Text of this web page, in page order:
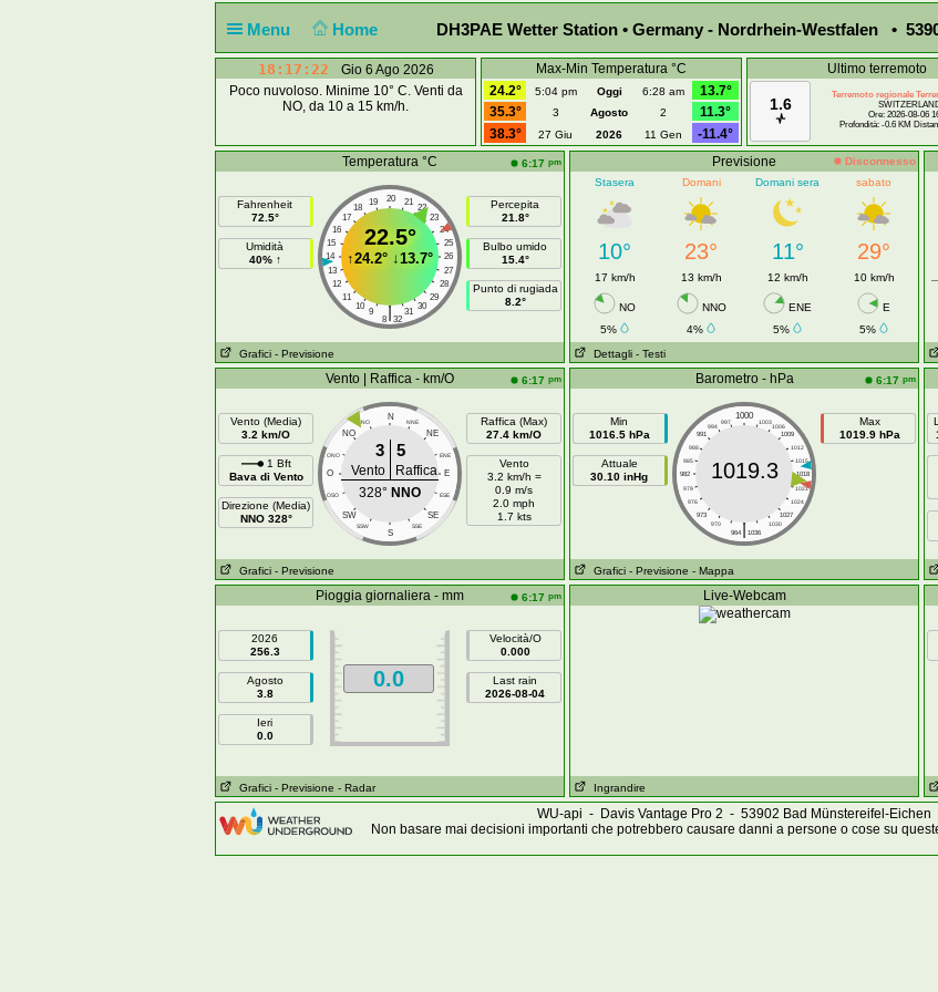
Menu Home DH3PAE Wetter Station • Germany - Nordrhein-Westfalen •
18:17:23
Gio 6 Ago 2026
Poco nuvoloso. Minime 10° C. Venti da
NO, da 10 a 15 km/h.
Max-Min Temperatura °C
24.2°
5:04 pm Oggi 6:28 am
13.7°
35.3°
3 Agosto 2
11.3°
38.3°
27 Giu 2026 11 Gen -11.4°
Ultimo terremoto
1.6
Terremoto regionale
Ore: 2026-08-06
Profondità: -0.6 KM
Temperatura °C
6:17 pm
Fahrenheit
72.5°
Umidità
40% ↑
20
19 21
18
22
17
23
16
24
15
25
14
26
13
27
12
28
11
29
10
30
9 31
|
8 32
22.5°
↑24.2° ↓13.7°
Percepita
21.8°
Bulbo umido
15.4°
Punto di rugiada
8.2°
Grafici - Previsione
Previsione
Disconnesso
Stasera
Domani Domani sera sabato
10° 23° 11° 29°
17 km/h 13 km/h 12 km/h 10 km/h
NO NNO ENE
E
5%
4% 5%
5%
Dettagli - Testi
Vento | Raffica - km/O 6:17 pm
Vento (Media)
3.2 km/O
1 Bft
Bava di Vento
Direzione (Media)
NNO 328°
N
NNO NNE
NO NE
ONO ENE
O E
OSO ESE
SW SE
SSW SSE
S
3 5
Vento
Raffica
328° NNO
Raffica (Max)
27.4 km/O
Vento
3.2 km/h =
0.9 m/s
2.0 mph
1.7 kts
Grafici - Previsione
Barometro - hPa 6:17 pm
Min
1016.5 hPa
Attuale
30.10 inHg
1000
997 1003
994
1006
991
1009
988
1012
985
1015
982
1018
979
1021
976
1024
973
1027
970
1030
|
964 1036
1019.3
Max
1019.9 hPa
Grafici - Previsione - Mappa
Pioggia giornaliera - mm 6:17 pm
2026
256.3
Agosto
3.8
Ieri
0.0
0.0
Velocità/O
0.000
Last rain
2026-08-04
Grafici - Previsione - Radar
Live-Webcam
Ingrandire
WU-api - Davis Vantage Pro 2 - 53902 Bad Münstereifel-Eichen
Non basare mai decisioni importanti che potrebbero causare danni a persone o cose su